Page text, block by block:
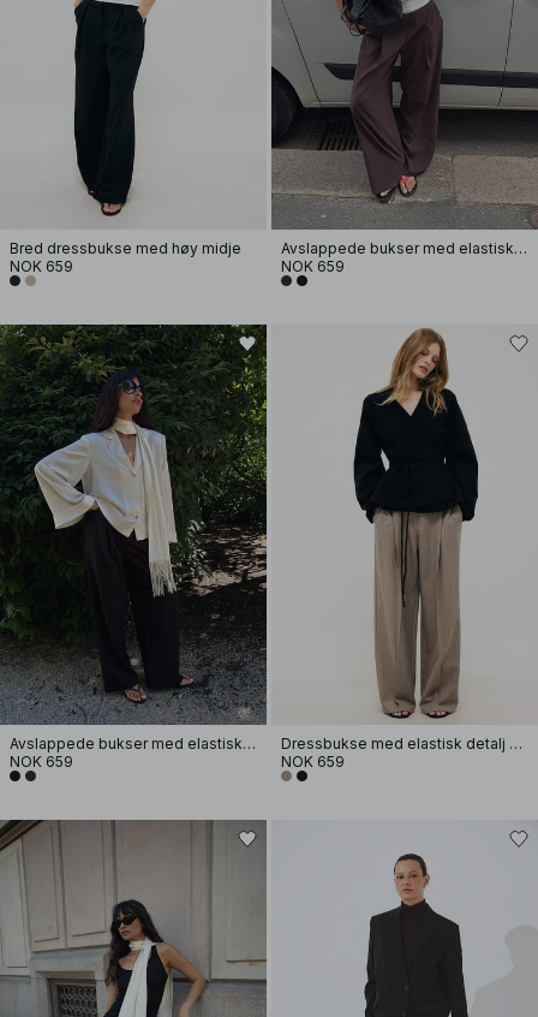
Bred dressbukse med høy midje
NOK 659
Avslappede bukser med elastisk bakside
NOK 659
Avslappede bukser med elastisk bakside
NOK 659
Dressbukse med elastisk detalj og lavt liv
NOK 659